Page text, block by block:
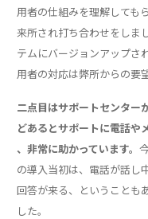
用者の仕組みを理解しても
来所され打ち合わせをしま
テムにバージョンアップさ
用者の対応は弊所からの要
二点目はサポートセンター
どあるとサポートに電話や
、非常に助かっています。
の導入当初は、電話が話し
回答が来る、ということも
した。